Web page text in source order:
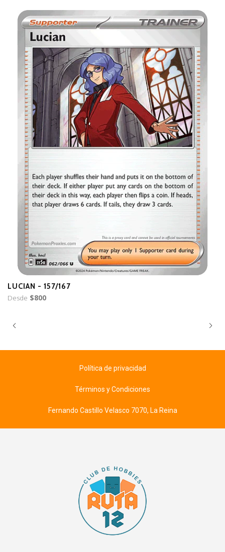
LUCIAN - 157/167
Desde $800
Política de privacidad
Términos y Condiciones
Fernando Castillo Velasco 7070, La Reina